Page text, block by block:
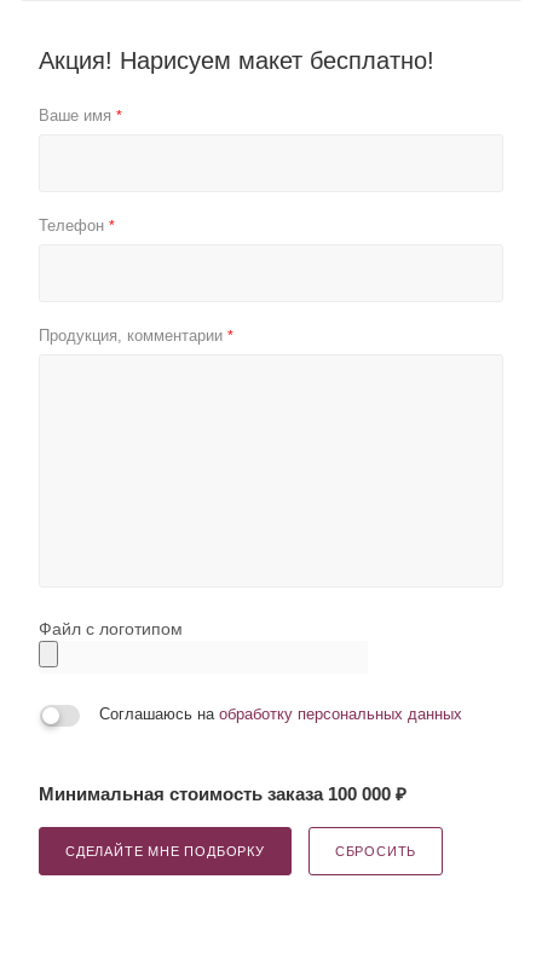
Акция! Нарисуем макет бесплатно!
Ваше имя *
Телефон *
Продукция, комментарии *
Файл с логотипом
Соглашаюсь на обработку персональных данных
Минимальная стоимость заказа 100 000 ₽
СДЕЛАЙТЕ МНЕ ПОДБОРКУ СБРОСИТЬ